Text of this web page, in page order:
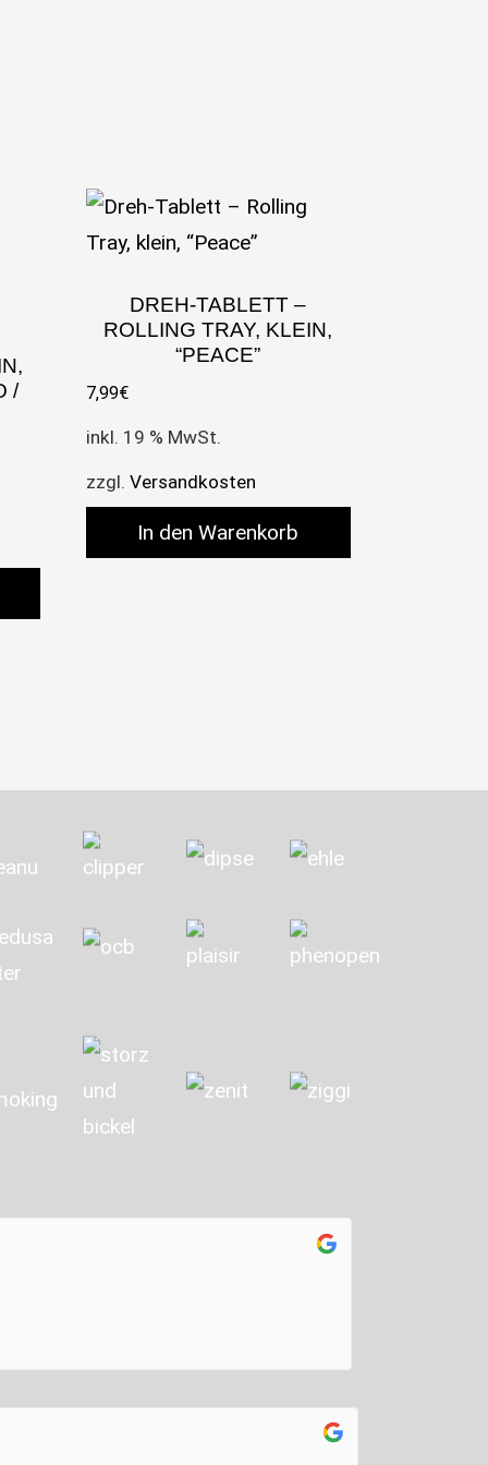
/
DREH-TABLETT –
ROLLING TRAY, KLEIN,
“PEACE”
7,99€
inkl. 19 % MwSt.
zzgl.Versandkosten
In den Warenkorb